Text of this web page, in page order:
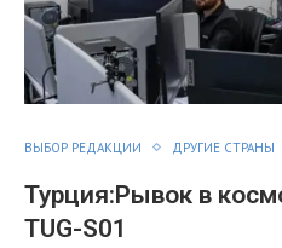
ВЫБОР РЕДАКЦИИ ДРУГИЕ СТРАНЫ
Турция:Рывок в
TUG-S01